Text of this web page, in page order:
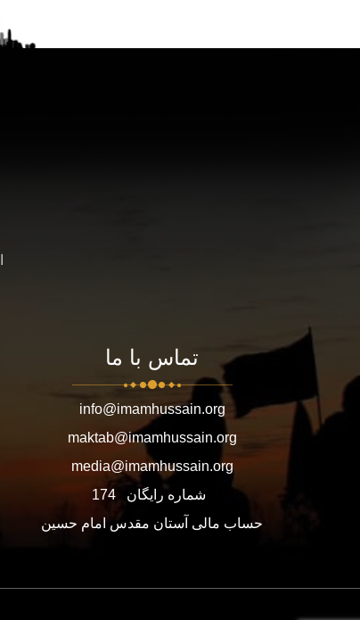
تماس با ما
info@imamhussain.org
maktab@imamhussain.org
media@imamhussain.org
شماره رایگان
174
حساب مالی آستان مقدس امام حسین